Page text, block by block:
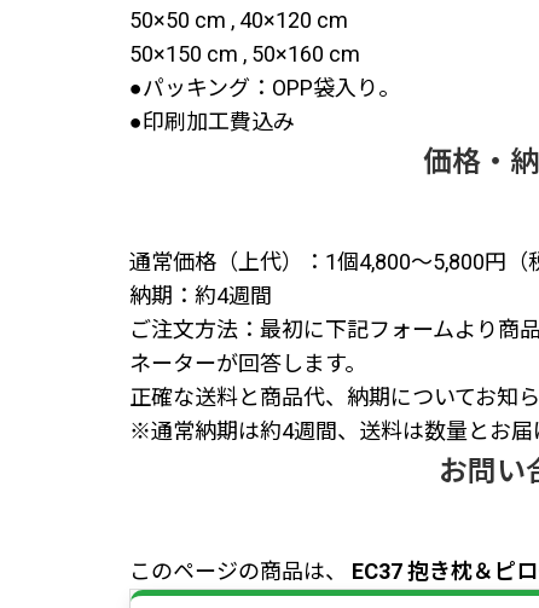
50×50 cm , 40×120 cm
50×150 cm , 50×160 cm
●パッキング：OPP袋入り。
●印刷加工費込み
価格・
通常価格（上代）：1個4,800～5,800円（
納期：約4週間
ご注文方法：最初に下記フォームより商
ネーターが回答します。
正確な送料と商品代、納期についてお知ら
※通常納期は約4週間、送料は数量とお届
お問い
このページの商品は、 EC37 抱き枕＆ピ